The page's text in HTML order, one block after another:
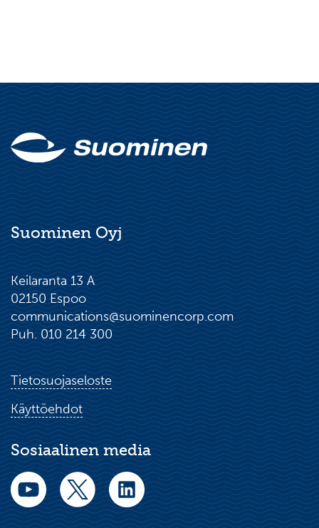
Suominen Oyj
Keilaranta 13 A
02150 Espoo
communications@suominencorp.com
Puh. 010 214 300
Tietosuojaseloste
Käyttöehdot
Sosiaalinen media